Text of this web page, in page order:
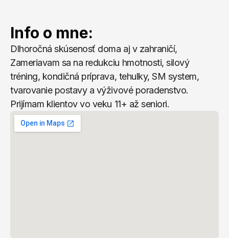
Info o mne:
Dlhoročná skúsenosť doma aj v zahraničí,
Zameriavam sa na redukciu hmotnosti, silový
tréning, kondičná príprava, tehulky, SM system,
tvarovanie postavy a výživové poradenstvo.
Prijímam klientov vo veku 11+ až seniori.